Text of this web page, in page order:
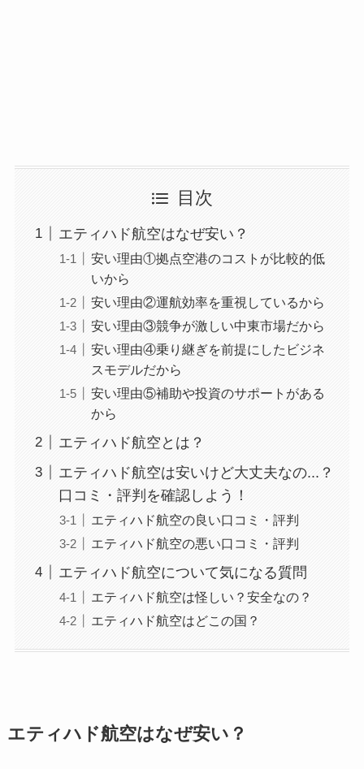
目次
エティハド航空はなぜ安い？
安い理由①拠点空港のコストが比較的低
いから
安い理由②運航効率を重視しているから
安い理由③競争が激しい中東市場だから
安い理由④乗り継ぎを前提にしたビジネ
スモデルだから
安い理由⑤補助や投資のサポートがある
から
エティハド航空とは？
エティハド航空は安いけど大丈夫なの...？
口コミ・評判を確認しよう！
エティハド航空の良い口コミ・評判
エティハド航空の悪い口コミ・評判
エティハド航空について気になる質問
エティハド航空は怪しい？安全なの？
エティハド航空はどこの国？
エティハド航空はなぜ安い？